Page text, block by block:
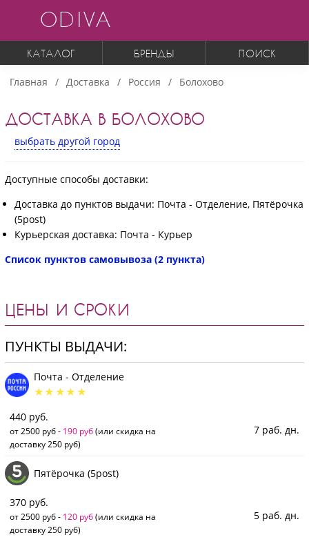
ODIVA
КАТАЛОГ БРЕНДЫ ПОИСК
Главная Доставка Россия Болохово
ДОСТАВКА В БОЛОХОВО
выбрать другой город
Доступные способы доставки:
Доставка до пунктов выдачи: Почта - Отделение, Пятёрочка
(5post)
Курьерская доставка: Почта - Курьер
Список пунктов самовывоза (2 пункта)
ЦЕНЫ И СРОКИ
ПУНКТЫ ВЫДАЧИ:
Почта - Отделение
440 руб.
от 2500 руб - 190 руб(или скидка на
доставку 250 руб)
7 раб. дн.
Пятёрочка (5post)
370 руб.
от 2500 руб - 120 руб(или скидка на
доставку 250 руб)
5 раб. дн.